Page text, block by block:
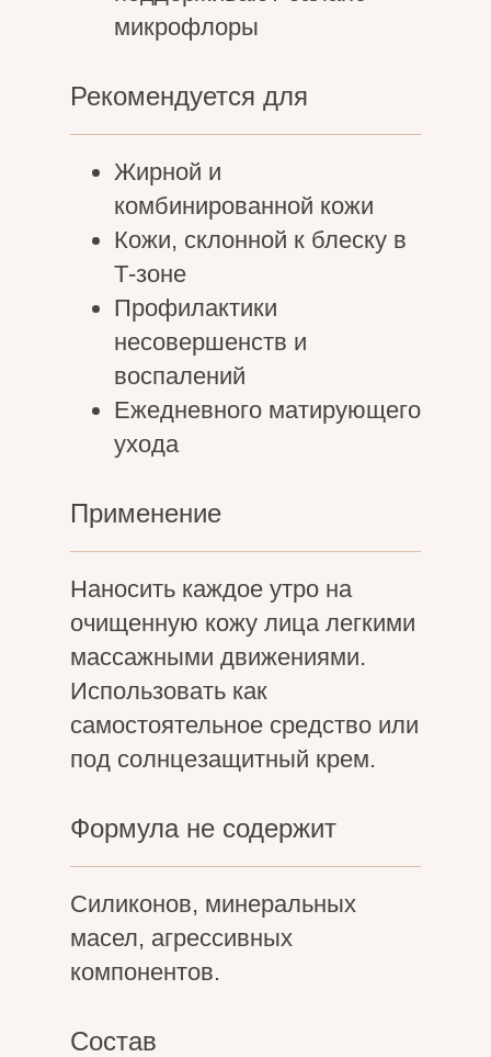
микрофлоры
Рекомендуется для
Жирной и
комбинированной кожи
Кожи, склонной к блеску в
Т-зоне
Профилактики
несовершенств и
воспалений
Ежедневного матирующего
ухода
Применение
Наносить каждое утро на
очищенную кожу лица легкими
массажными движениями.
Использовать как
самостоятельное средство или
под солнцезащитный крем.
Формула не содержит
Cиликонов, минеральных
масел, агрессивных
компонентов.
Состав